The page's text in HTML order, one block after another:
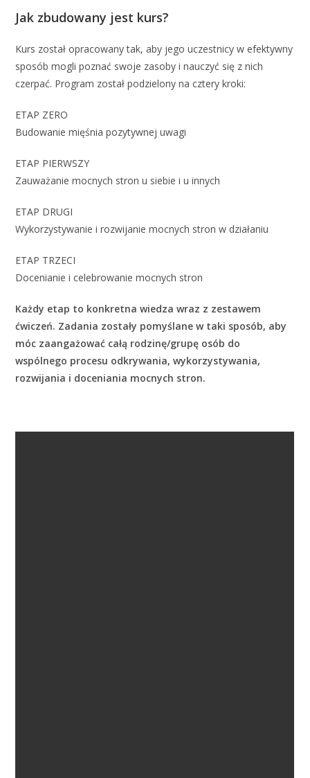
Jak zbudowany jest kurs?
Kurs został opracowany tak, aby jego uczestnicy w efektywny
sposób mogli poznać swoje zasoby i nauczyć się z nich
czerpać. Program został podzielony na cztery kroki:
ETAP ZERO
Budowanie mięśnia pozytywnej uwagi
ETAP PIERWSZY
Zauważanie mocnych stron u siebie i u innych
ETAP DRUGI
Wykorzystywanie i rozwijanie mocnych stron w działaniu
ETAP TRZECI
Docenianie i celebrowanie mocnych stron
Każdy etap to konkretna wiedza wraz z zestawem
ćwiczeń. Zadania zostały pomyślane w taki sposób, aby
móc zaangażować całą rodzinę/grupę osób do
wspólnego procesu odkrywania, wykorzystywania,
rozwijania i doceniania mocnych stron.